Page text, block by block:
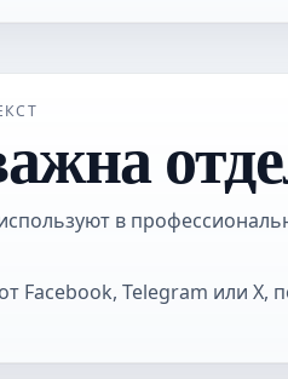
в
от Facebook, Telegram или